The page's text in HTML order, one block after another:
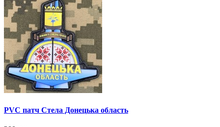
PVC патч Стела Донецька область